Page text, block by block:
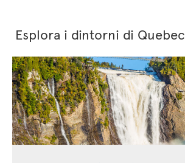
Esplora i dintorni di Quebec